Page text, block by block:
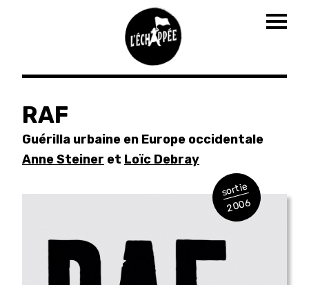
Aller
contenu
principal
RAF
Guérilla urbaine en Europe occidentale
Anne Steiner et Loïc Debray
sortie
2006